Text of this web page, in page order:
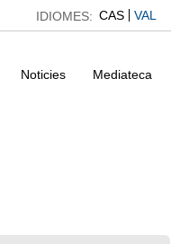
IDIOMES: CAS VAL
Noticies Mediateca